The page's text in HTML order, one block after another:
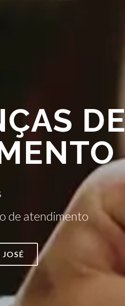
DE
de atendimento